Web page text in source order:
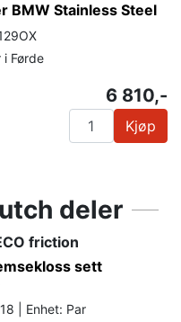
BMW Stainless Steel
i Førde
6 810,-
Kjøp
deler
friction
sett
| Enhet: Par